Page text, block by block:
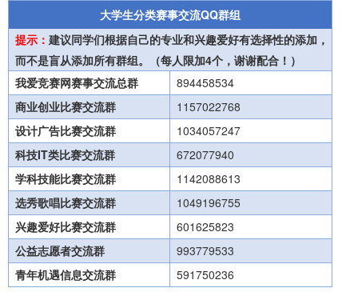
大学生分类赛事交流QQ群组
提示： 建议同学们根据自己的专业和兴趣爱好有选择性的添加，
而不是盲从添加所有群组。（每人限加4个，谢谢配合！）
我爱竞赛网赛事交流总群
894458534
商业创业比赛交流群
1157022768
设计广告比赛交流群
1034057247
科技IT类比赛交流群
672077940
学科技能比赛交流群
1142088613
选秀歌唱比赛交流群
1049196755
兴趣爱好比赛交流群
601625823
公益志愿者交流群
993779533
青年机遇信息交流群
591750236